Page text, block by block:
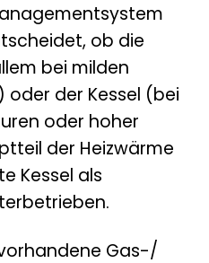
ob die
bei milden
der Kessel (bei
oder hoher
der Heizwärme
Kessel als
Gas-/